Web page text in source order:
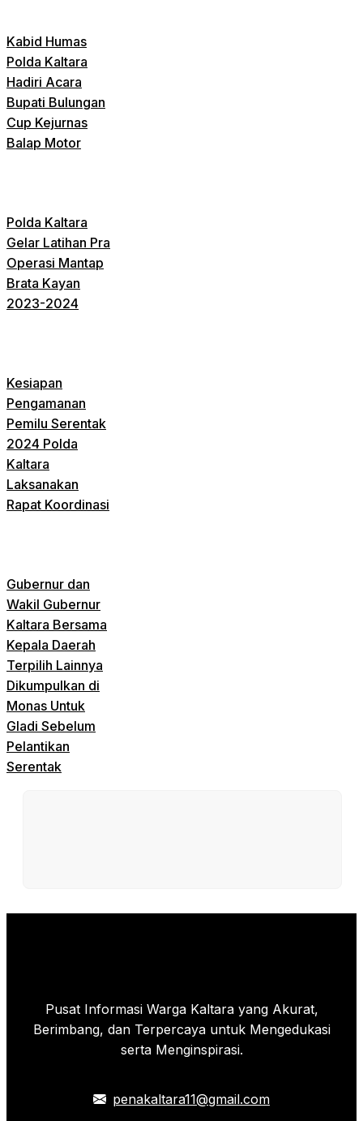
Kabid Humas
Polda Kaltara
Hadiri Acara
Bupati Bulungan
Cup Kejurnas
Balap Motor
Polda Kaltara
Gelar Latihan Pra
Operasi Mantap
Brata Kayan
2023-2024
Kesiapan
Pengamanan
Pemilu Serentak
2024 Polda
Kaltara
Laksanakan
Rapat Koordinasi
Gubernur dan
Wakil Gubernur
Kaltara Bersama
Kepala Daerah
Terpilih Lainnya
Dikumpulkan di
Monas Untuk
Gladi Sebelum
Pelantikan
Serentak
Pusat Informasi Warga Kaltara yang Akurat,
Berimbang, dan Terpercaya untuk Mengedukasi
serta Menginspirasi.
penakaltara11@gmail.com